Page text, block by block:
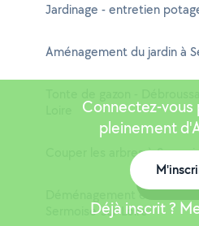
Jardinage - entretien
Aménagement du jardin à
Couper les arbres à
Déménagement et aide au
Sermoise-sur-Loire
Connectez-
pleinement
Déjà inscrit ?